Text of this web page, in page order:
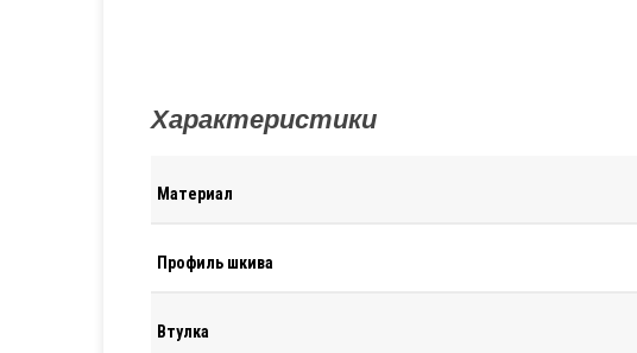
Характеристики
Материал
Профиль шкива
Втулка